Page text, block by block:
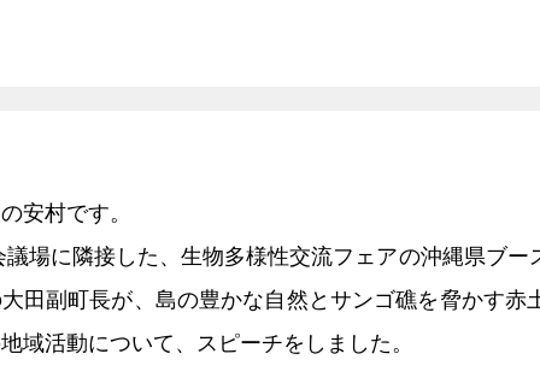
安村です。
議場に隣接した、生物多様性交流フェアの沖縄県ブー
田副町長が、島の豊かな自然とサンゴ礁を脅かす赤
域活動について、スピーチをしました。